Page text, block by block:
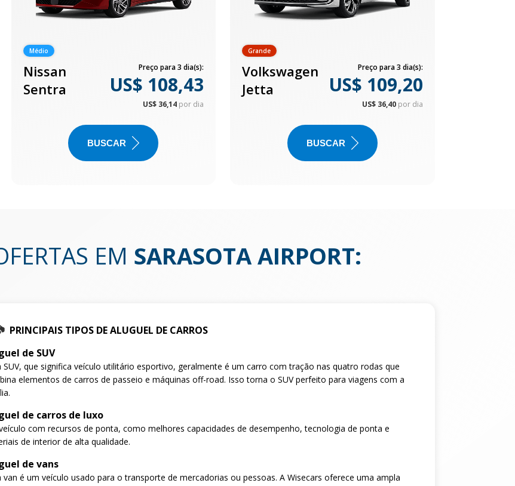
Médio
Nissan
Sentra
Preço para 3 dia(s):
US$ 108,43
US$ 36,14 por dia
BUSCAR
Grande
Volkswagen
Jetta
Preço para 3 dia(s):
US$ 109,20
US$ 36,40 por dia
BUSCAR
EM SARASOTA AIRPORT:
PRINCIPAIS TIPOS DE ALUGUEL DE CARROS
de SUV
SUV, que significa veículo utilitário esportivo, geralmente é um carro com tração nas quatro rodas que
elementos de carros de passeio e máquinas off-road. Isso torna o SUV perfeito para viagens com a
de carros de luxo
com recursos de ponta, como melhores capacidades de desempenho, tecnologia de ponta e
de interior de alta qualidade.
de vans
van é um veículo usado para o transporte de mercadorias ou pessoas. A Wisecars oferece uma ampla